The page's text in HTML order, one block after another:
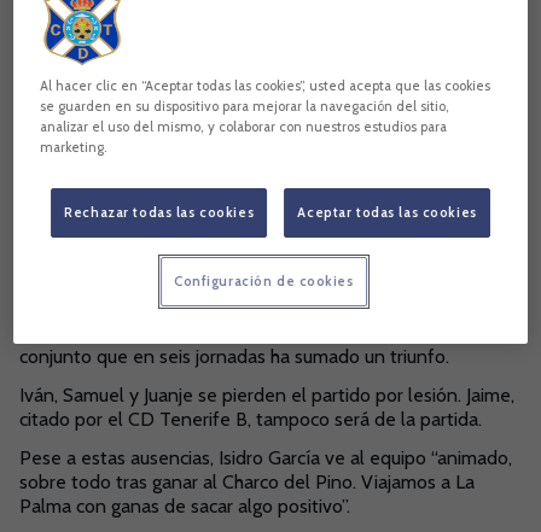
El conjunto de Isidro García intentará prolongar su buen
conjunto que en seis jornadas ha sumado un triunfo.
Iván, Samuel y Juanje se pierden el partido por lesión. Jaime,
citado por el CD Tenerife B, tampoco será de la partida.
Pese a estas ausencias, Isidro García ve al equipo “animado,
sobre todo tras ganar al Charco del Pino. Viajamos a La
Palma con ganas de sacar algo positivo”.
Al hacer clic en “Aceptar todas las cookies”, usted acepta que las cookies
se guarden en su dispositivo para mejorar la navegación del sitio,
analizar el uso del mismo, y colaborar con nuestros estudios para
marketing.
Rechazar todas las cookies Aceptar todas las cookies
Configuración de cookies